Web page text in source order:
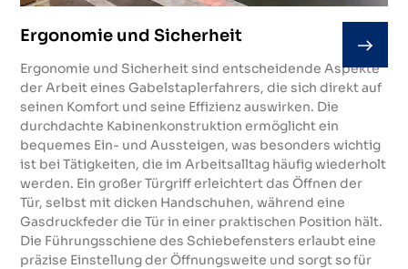
Ergonomie und Sicherheit
Ergonomie und Sicherheit sind entscheidende Aspekte
der Arbeit eines Gabelstaplerfahrers, die sich direkt auf
seinen Komfort und seine Effizienz auswirken. Die
durchdachte Kabinenkonstruktion ermöglicht ein
bequemes Ein- und Aussteigen, was besonders wichtig
ist bei Tätigkeiten, die im Arbeitsalltag häufig wiederholt
werden. Ein großer Türgriff erleichtert das Öffnen der
Tür, selbst mit dicken Handschuhen, während eine
Gasdruckfeder die Tür in einer praktischen Position hält.
Die Führungsschiene des Schiebefensters erlaubt eine
präzise Einstellung der Öffnungsweite und sorgt so für